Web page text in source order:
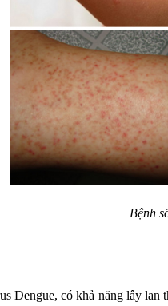
Bệnh
Dengue, có khả năng lây